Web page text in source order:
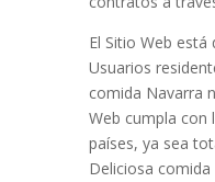
El Sitio Web
Usuarios
comida Navarra
Web cumpla con
países, ya sea
Deliciosa comida